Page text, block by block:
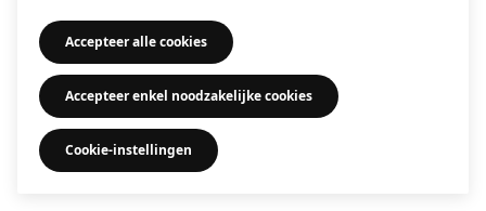
Accepteer alle cookies
Accepteer enkel noodzakelijke cookies
Cookie-instellingen